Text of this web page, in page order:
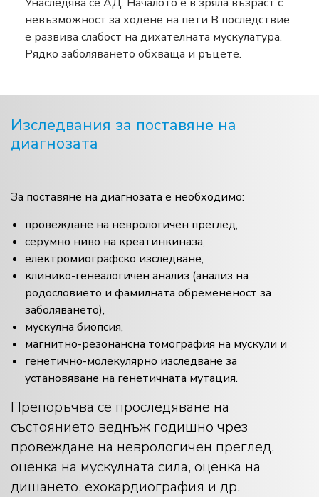
невъзможност за ходене на пети В последствие
е развива слабост на дихателната мускулатура.
Рядко заболяването обхваща и ръцете.
Изследвания за поставяне на
диагнозата
За поставяне на диагнозата е необходимо:
провеждане на неврологичен преглед,
серумно ниво на креатинкиназа,
електромиографско изследване,
клинико-генеалогичен анализ (анализ на
родословието и фамилната обремененост за
заболяването),
мускулна биопсия,
магнитно-резонансна томография на мускули и
генетично-молекулярно изследване за
установяване на генетичната мутация.
Препоръчва се проследяване на
състоянието веднъж годишно чрез
провеждане на неврологичен преглед,
оценка на мускулната сила, оценка на
дишането, ехокардиография и др.